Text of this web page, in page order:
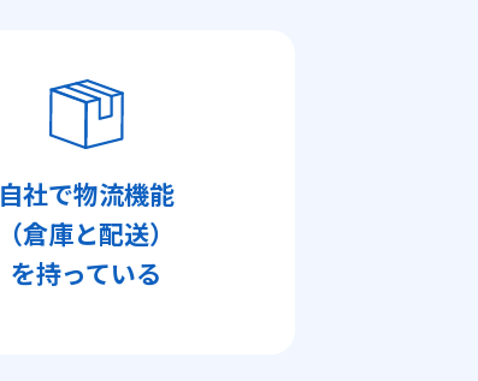
自社で物流機能
（倉庫と配送）
を持っている